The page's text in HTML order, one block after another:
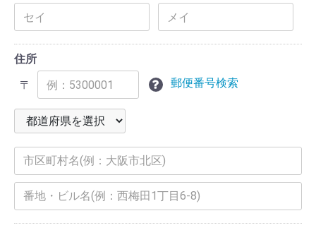
住所
〒
郵便番号検索